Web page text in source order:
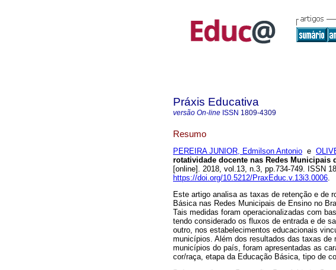
Práxis Educativa
versão On-line ISSN 1809-4309
Resumo
PEREIRA JUNIOR, Edmilson Antonio e
rotatividade docente nas Redes Municipais
[online]. 2018, vol.13, n.3, pp.734-749. ISSN
https://doi.org/10.5212/PraxEduc.v.13i3.0006.
Este artigo analisa as taxas de retenção e de
Básica nas Redes Municipais de Ensino no
Tais medidas foram operacionalizadas com
tendo considerado os fluxos de entrada e de
outro, nos estabelecimentos educacionais
municípios. Além dos resultados das taxas de
municípios do país, foram apresentadas as
cor/raça, etapa da Educação Básica, tipo de